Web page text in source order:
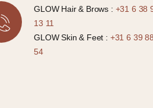
GLOW Hair & Brows : +31 6 38
13 11
GLOW Skin & Feet : +31 6 39
54